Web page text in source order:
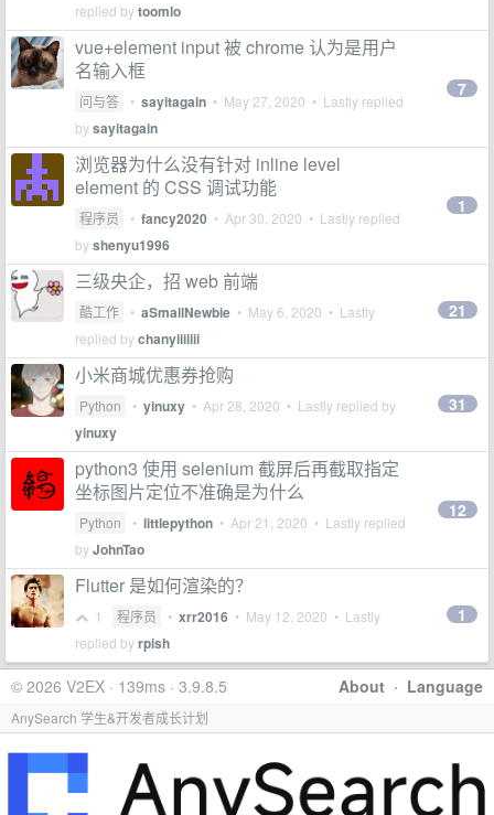
replied bytoomlo
vue+element input 被 chrome 认为是用户
名输入框
问与答 • sayitagain • May 27, 2020 • Lastly replied
bysayitagain
7
浏览器为什么没有针对 inline level
element 的 CSS 调试功能
程序员 • fancy2020 • Apr 30, 2020 • Lastly replied
byshenyu1996
1
三级央企，招 web 前端
酷工作 • aSmallNewbie • May 6, 2020 • Lastly
replied bychanyiiiiiii
21
小米商城优惠券抢购
Python • yinuxy • Apr 28, 2020 • Lastly replied by
yinuxy
31
python3 使用 selenium 截屏后再截取指定
坐标图片定位不准确是为什么
Python • littlepython • Apr 21, 2020 • Lastly replied
byJohnTao
12
Flutter 是如何渲染的？
1 程序员 • xrr2016 • May 12, 2020 • Lastly
replied byrpish
1
About · Language
© 2026 V2EX · 139ms · 3.9.8.5
AnySearch 学生&开发者成长计划